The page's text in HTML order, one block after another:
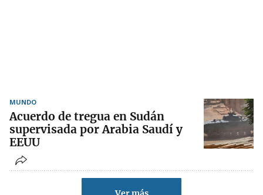
MUNDO
Acuerdo de tregua en Sudán
supervisada por Arabia Saudí y
EEUU